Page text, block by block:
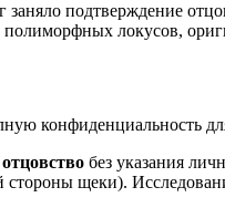
подтверждение
полиморфных локусов,
конфиденциальность
без указания
щеки).